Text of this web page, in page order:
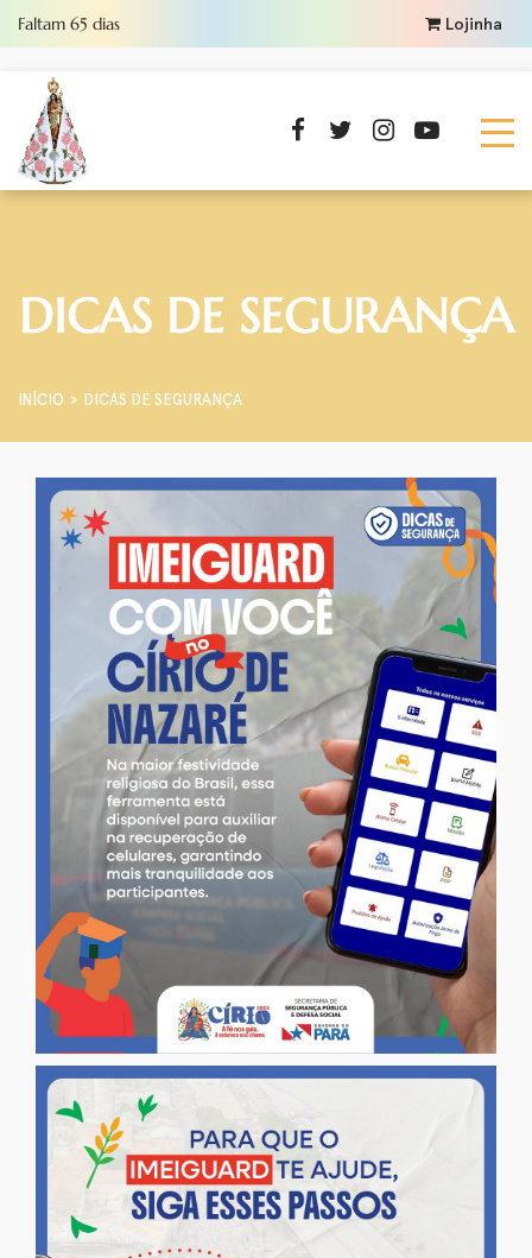
Faltam 65 dias Lojinha
DICAS DE SEGURANÇA
INÍCIO DICAS DE SEGURANÇA